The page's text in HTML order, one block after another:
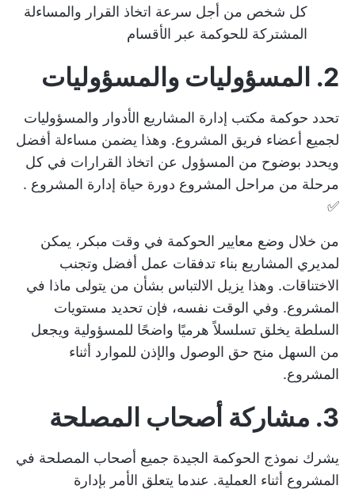
كل شخص من أجل سرعة اتخاذ القرار والمساءلة
المشتركة للحوكمة عبر الأقسام
2. المسؤوليات والمسؤوليات
تحدد حوكمة مكتب إدارة المشاريع الأدوار والمسؤوليات
لجميع أعضاء فريق المشروع. وهذا يضمن مساءلة أفضل
ويحدد بوضوح من المسؤول عن اتخاذ القرارات في كل
مرحلة من مراحل المشروع دورة حياة إدارة المشروع .
✅
من خلال وضع معايير الحوكمة في وقت مبكر، يمكن
لمديري المشاريع بناء تدفقات عمل أفضل وتجنب
الاختناقات. وهذا يزيل الالتباس بشأن من يتولى ماذا في
المشروع. وفي الوقت نفسه، فإن تحديد مستويات
السلطة يخلق تسلسلاً هرميًا واضحًا للمسؤولية ويجعل
من السهل منح حق الوصول والإذن للموارد أثناء
المشروع.
3. مشاركة أصحاب المصلحة
يشرك نموذج الحوكمة الجيدة جميع أصحاب المصلحة في
المشروع أثناء العملية. عندما يتعلق الأمر بإدارة